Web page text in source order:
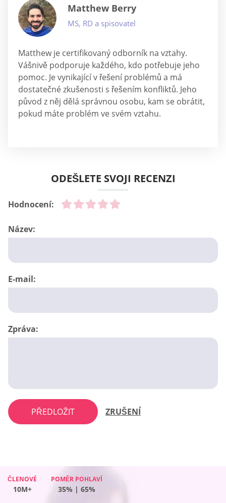
Matthew Berry
MS, RD a spisovatel
Matthew je certifikovaný odborník na vztahy.
Vášnivě podporuje každého, kdo potřebuje jeho
pomoc. Je vynikající v řešení problémů a má
dostatečné zkušenosti s řešením konfliktů. Jeho
původ z něj dělá správnou osobu, kam se obrátit,
pokud máte problém ve svém vztahu.
ODEŠLETE SVOJI RECENZI
Hodnocení:
Název:
E-mail:
Zpráva:
PŘEDLOŽIT ZRUŠENÍ
ČLENOVÉ
10M+
POMĚR POHLAVÍ
47% | 53%
ČLENOVÉ
10M+
POMĚR POHLAVÍ
35% | 65%
ČLENOVÉ
10M+
POMĚR POHLAVÍ
60% | 40%
ČLENOVÉ
10M+
POMĚR POHLAVÍ
44% | 56%